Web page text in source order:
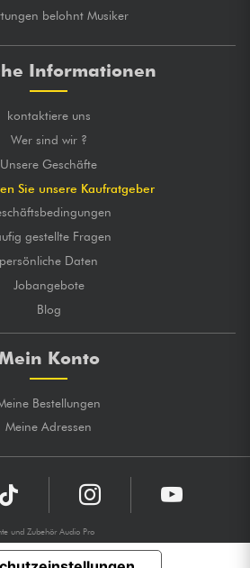
belohnt Musiker
Informationen
kontaktiere uns
Wer sind wir ?
Unsere Geschäfte
Sie unsere Kaufratgeber
gestellte Fragen
persönliche Daten
Jobangebote
Blog
Konto
Bestellungen
Meine Adressen
und Zubehör Audio Pro